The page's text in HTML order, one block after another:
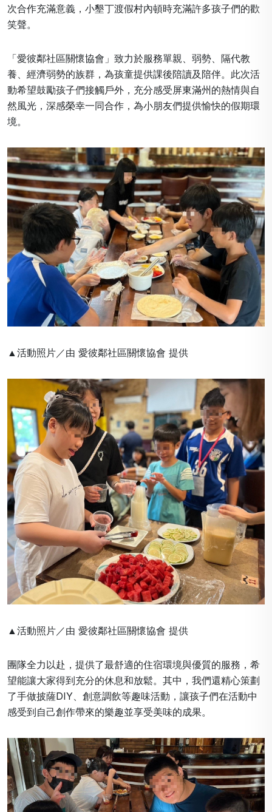
次合作充滿意義，小墾丁渡假村內頓時充滿許多孩子們的歡
笑聲。
「愛彼鄰社區關懷協會」致力於服務單親、弱勢、隔代教
養、經濟弱勢的族群，為孩童提供課後陪讀及陪伴。此次活
動希望鼓勵孩子們接觸戶外，充分感受屏東滿州的熱情與自
然風光，深感榮幸一同合作，為小朋友們提供愉快的假期環
境。
▲活動照片／由 愛彼鄰社區關懷協會 提供
▲活動照片／由 愛彼鄰社區關懷協會 提供
團隊全力以赴，提供了最舒適的住宿環境與優質的服務，希
望能讓大家得到充分的休息和放鬆。其中，我們還精心策劃
了手做披薩DIY、創意調飲等趣味活動，讓孩子們在活動中
感受到自己創作帶來的樂趣並享受美味的成果。